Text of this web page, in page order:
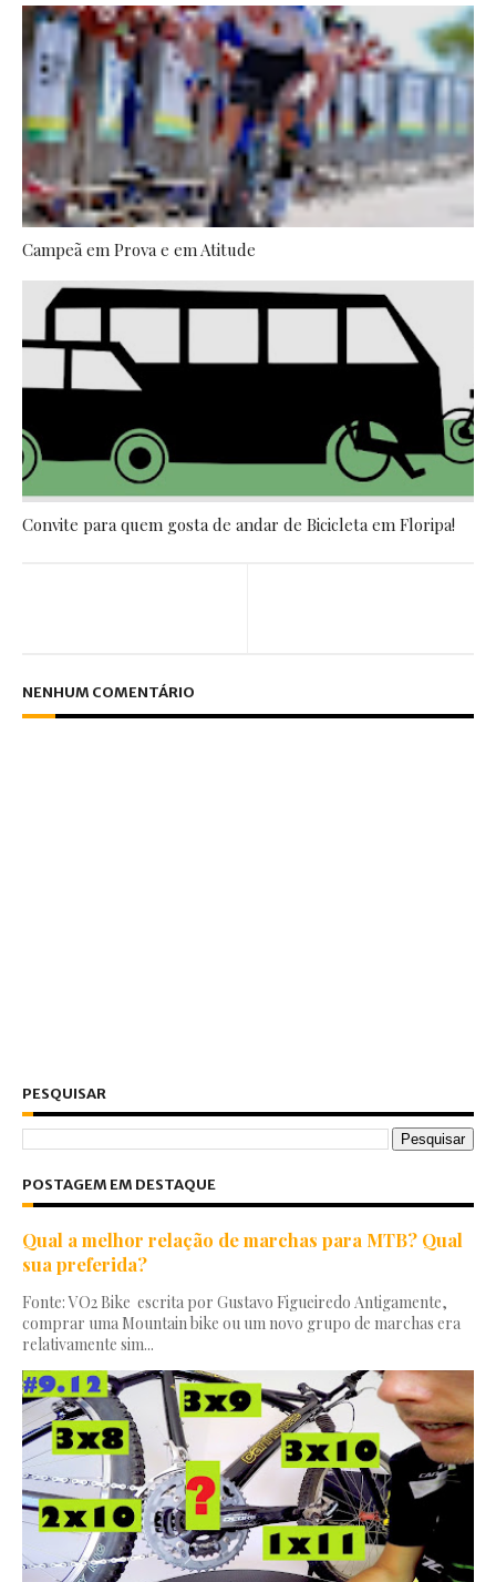
Campeã em Prova e em Atitude
Convite para quem gosta de andar de Bicicleta em Floripa!
NENHUM COMENTÁRIO
PESQUISAR
POSTAGEM EM DESTAQUE
Qual a melhor relação de marchas para MTB? Qual
sua preferida?
Fonte: VO2 Bike escrita por Gustavo Figueiredo Antigamente,
comprar uma Mountain bike ou um novo grupo de marchas era
relativamente sim...